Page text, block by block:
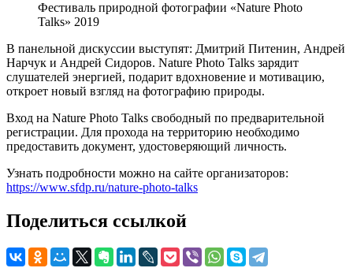
Фестиваль природной фотографии «Nature Photo
Talks» 2019
В панельной дискуссии выступят: Дмитрий Питенин, Андрей
Нарчук и Андрей Сидоров. Nature Photo Talks зарядит
слушателей энергией, подарит вдохновение и мотивацию,
откроет новый взгляд на фотографию природы.
Вход на Nature Photo Talks свободный по предварительной
регистрации. Для прохода на территорию необходимо
предоставить документ, удостоверяющий личность.
Узнать подробности можно на сайте организаторов:
https://www.sfdp.ru/nature-photo-talks
Поделиться ссылкой